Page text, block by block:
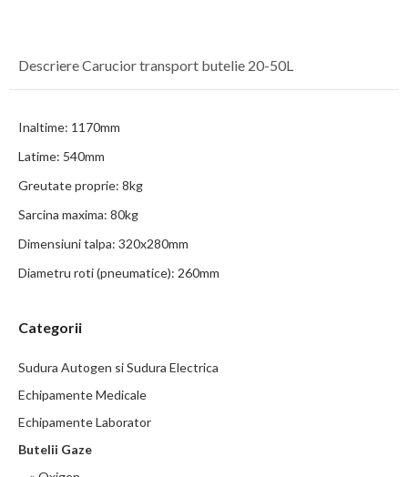
Descriere Carucior transport butelie 20-50L
Inaltime: 1170mm
Latime: 540mm
Greutate proprie: 8kg
Sarcina maxima: 80kg
Dimensiuni talpa: 320x280mm
Diametru roti (pneumatice): 260mm
Categorii
Sudura Autogen si Sudura Electrica
Echipamente Medicale
Echipamente Laborator
Butelii Gaze